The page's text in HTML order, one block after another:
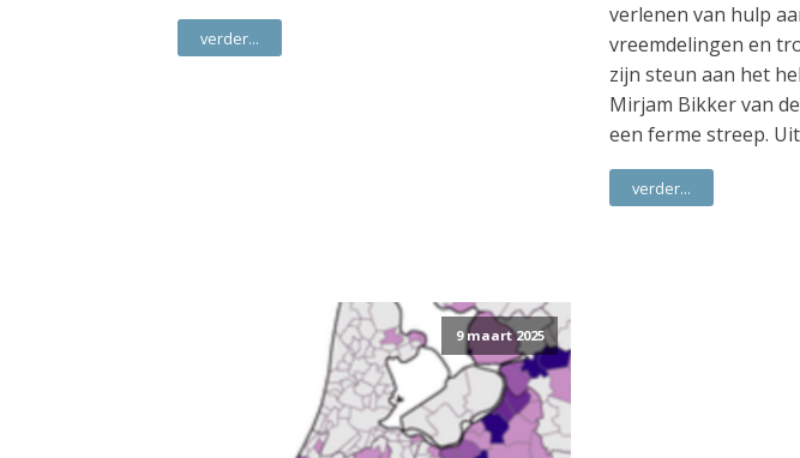
verder...
verlenen van hulp
vreemdelingen en
zijn steun aan het
Mirjam Bikker van
een ferme streep.
verder...
9 maart 2025